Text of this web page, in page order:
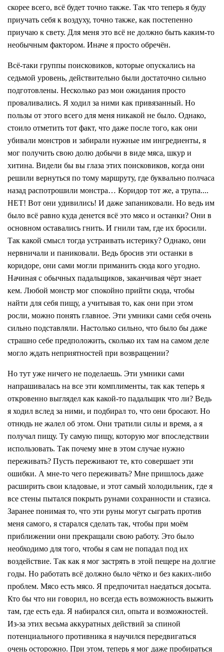
скорее всего, всё будет точно также. Так что теперь я буду
приучать себя к воздуху, точно также, как постепенно
приучаю к свету. Для меня это всё не должно быть каким-то
необычным фактором. Иначе я просто обречён.
Всё-таки группы поисковиков, которые опускались на
седьмой уровень, действительно были достаточно сильно
подготовлены. Несколько раз мои ожидания просто
проваливались. Я ходил за ними как привязанный. Но
пользы от этого всего для меня никакой не было. Однако,
стоило отметить тот факт, что даже после того, как они
убивали монстров и забирали нужные им ингредиенты, я
мог получить свою долю добычи в виде мяса, шкур и
хитина. Видели бы вы глаза этих поисковиков, когда они
решили вернуться по тому маршруту, где буквально полчаса
назад распотрошили монстра… Коридор тот же, а трупа....
НЕТ! Вот они удивились! И даже запаниковали. Но ведь им
было всё равно куда денется всё это мясо и останки? Они в
основном оставались гнить. И гнили там, где их бросили.
Так какой смысл тогда устраивать истерику? Однако, они
нервничали и паниковали. Ведь бросив эти останки в
коридоре, они сами могли приманить сюда кого угодно.
Начиная с обычных падальщиков, заканчивая чёрт знает
кем. Любой монстр мог спокойно прийти сюда, чтобы
найти для себя пищу, а учитывая то, как они при этом
росли, можно понять главное. Эти умники сами себя очень
сильно подставляли. Настолько сильно, что было бы даже
страшно себе предположить, сколько их там на самом деле
могло ждать неприятностей при возвращении?
Но тут уже ничего не поделаешь. Эти умники сами
напрашивалась на все эти комплименты, так как теперь я
откровенно выглядел как какой-то падальщик что ли? Ведь
я ходил вслед за ними, и подбирал то, что они бросают. Но
отнюдь не жалел об этом. Они тратили силы и время, а я
получал пищу. Ту самую пищу, которую мог впоследствии
использовать. Так почему мне в этом случае нужно
переживать? Пусть переживают те, кто совершает эти
ошибки. А мне-то чего переживать? Мне пришлось даже
расширить свои кладовые, и этот самый холодильник, где я
все стены пытался покрыть рунами сохранности и стазиса.
Заранее понимая то, что эти руны могут сыграть против
меня самого, я старался сделать так, чтобы при моём
приближении они прекращали свою работу. Это было
необходимо для того, чтобы я сам не попадал под их
воздействие. Так как я мог застрять в этой пещере на долгие
годы. Но работать всё должно было чётко и без каких-либо
проблем. Мясо есть мясо. Я предпочитал наедаться досыта.
Кто бы что ни говорил, но всегда есть возможность выжить
там, где есть еда. Я набирался сил, опыта и возможностей.
Из-за этих весьма аккуратных действий за спиной
потенциального противника я научился передвигаться
очень осторожно. При этом, теперь я мог даже пробираться